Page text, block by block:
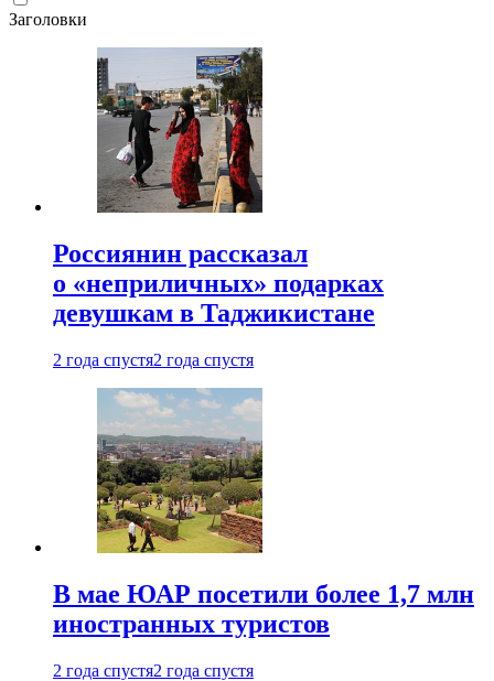
Заголовки
Россиянин рассказал
о «неприличных» подарках
девушкам в Таджикистане
2 года спустя2 года спустя
В мае ЮАР посетили более 1,7 млн
иностранных туристов
2 года спустя2 года спустя